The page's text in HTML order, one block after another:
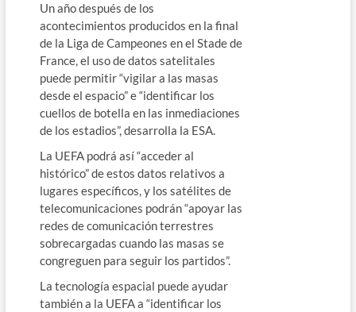
Un año después de los
acontecimientos producidos en la final
de la Liga de Campeones en el Stade de
France, el uso de datos satelitales
puede permitir “vigilar a las masas
desde el espacio” e “identificar los
cuellos de botella en las inmediaciones
de los estadios”, desarrolla la ESA.
La UEFA podrá así “acceder al
histórico” de estos datos relativos a
lugares específicos, y los satélites de
telecomunicaciones podrán “apoyar las
redes de comunicación terrestres
sobrecargadas cuando las masas se
congreguen para seguir los partidos”.
La tecnología espacial puede ayudar
también a la UEFA a “identificar los